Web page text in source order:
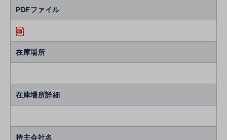
PDFファイル
在庫場所
在庫場所詳細
持主会社名